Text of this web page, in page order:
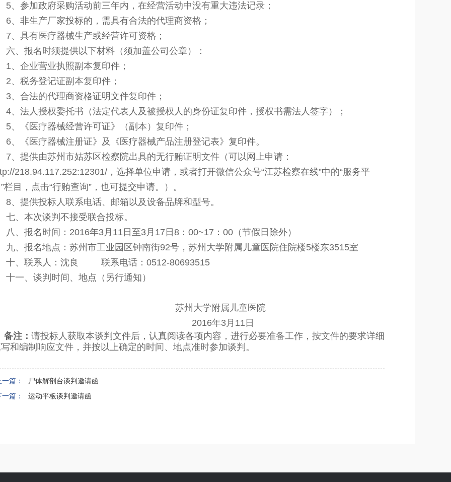
5、参加政府采购活动前三年内，在经营活动中没有重大违法记录；
6、非生产厂家投标的，需具有合法的代理商资格；
7、具有医疗器械生产或经营许可资格；
六、报名时须提供以下材料（须加盖公司公章）：
1、企业营业执照副本复印件；
2、税务登记证副本复印件；
3、合法的代理商资格证明文件复印件；
4、法人授权委托书（法定代表人及被授权人的身份证复印件，授权书需法人签字）；
5、《医疗器械经营许可证》（副本）复印件；
6、《医疗器械注册证》及《医疗器械产品注册登记表》复印件。
7、提供由苏州市姑苏区检察院出具的无行贿证明文件（可以网上申请：
218.94.117.252:12301/，选择单位申请，或者打开微信公众号“江苏检察在线”中的“服务平
栏目，点击“行贿查询”，也可提交申请。
） 。
8、提供投标人联系电话、邮箱以及设备品牌和型号。
七、本次谈判不接受联合投标。
八、报名时间：2016年3月11日至3月17日8：00~17：00（节假日除外）
九、报名地点：苏州市工业园区钟南街92号，苏州大学附属儿童医院住院楼5楼东3515室
十、联系人：沈良 联系电话：0512-80693515
十一、谈判时间、地点（另行通知）
苏州大学附属儿童医院
2016年3月11日
备注： 请投标人获取本谈判文件后，认真阅读各项内容，进行必要准备工作，按文件的要求详细
和编制响应文件，并按以上确定的时间、地点准时参加谈判。
一篇：
尸体解剖台谈判邀请函
一篇：
运动平板谈判邀请函